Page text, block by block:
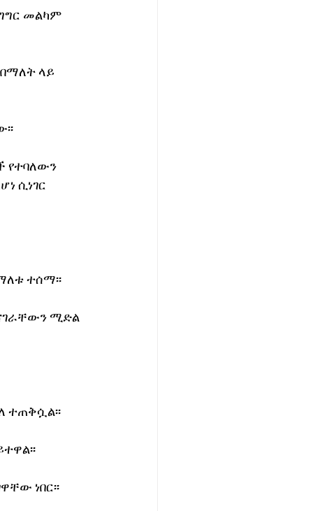
መልካም
ላይ
የተባለውን
ሲነገር
ተሰማ፡፡
ሚድል
ተጠቅሷል፡፡
ነበር፡፡